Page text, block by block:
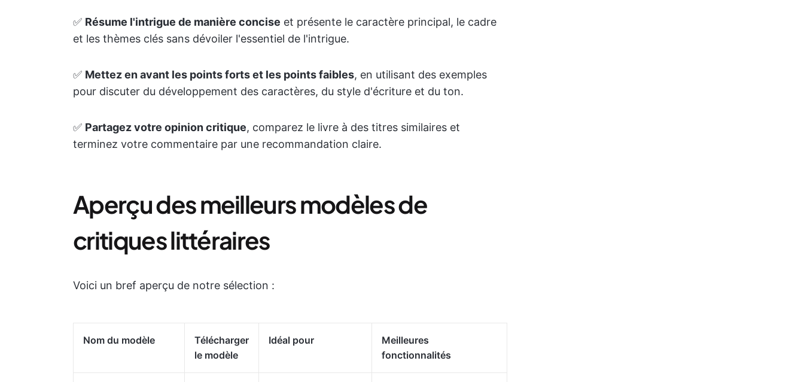
✅ Résume l'intrigue de manière concise et présente le caractère principal, le cadre
et les thèmes clés sans dévoiler l'essentiel de l'intrigue.
✅ Mettez en avant les points forts et les points faibles, en utilisant des exemples
pour discuter du développement des caractères, du style d'écriture et du ton.
✅ Partagez votre opinion critique, comparez le livre à des titres similaires et
terminez votre commentaire par une recommandation claire.
Aperçu des meilleurs modèles de
critiques littéraires
Voici un bref aperçu de notre sélection :
Nom du modèle
Télécharger
le modèle
Idéal pour
Meilleures
fonctionnalités